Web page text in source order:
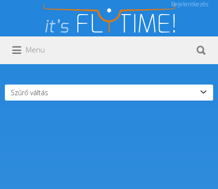
Bejelentkezés
Keresés:
Menu
Szűrő váltás